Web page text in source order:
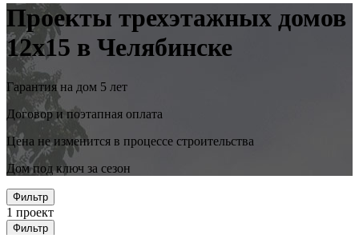
Проекты трехэтажных домов
12x15 в Челябинске
Гарантия на дом 5 лет
Договор и поэтапная оплата
Цена не изменится в процессе строительства
Дом под ключ за сезон
Фильтр
1 проект
Фильтр